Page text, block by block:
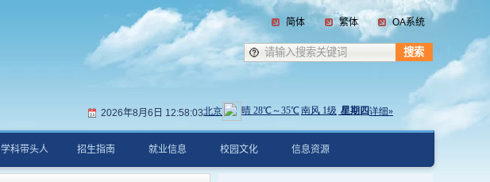
简体 繁体 OA系统
2026年8月6日 12:58:03
学科带头人 招生指南 就业信息 校园文化 信息资源